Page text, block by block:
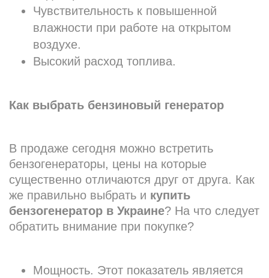
Чувствительность к повышенной
влажности при работе на открытом
воздухе.
Высокий расход топлива.
Как выбрать бензиновый генератор
В продаже сегодня можно встретить
бензогенераторы, цены на которые
существенно отличаются друг от друга. Как
же правильно выбрать и купить
бензогенератор в Украине? На что следует
обратить внимание при покупке?
Мощность. Этот показатель является